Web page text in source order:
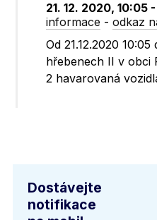
21. 12. 2020, 10:05 -
informace -odkaz
Od 21.12.2020
hřebenech II v obci
2 havarovaná
Dostávejte
notifikace